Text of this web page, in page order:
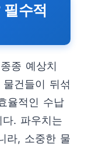
수적
종 예상치
건들이 뒤섞
율적인 수납
. 파우치는
라, 소중한 물